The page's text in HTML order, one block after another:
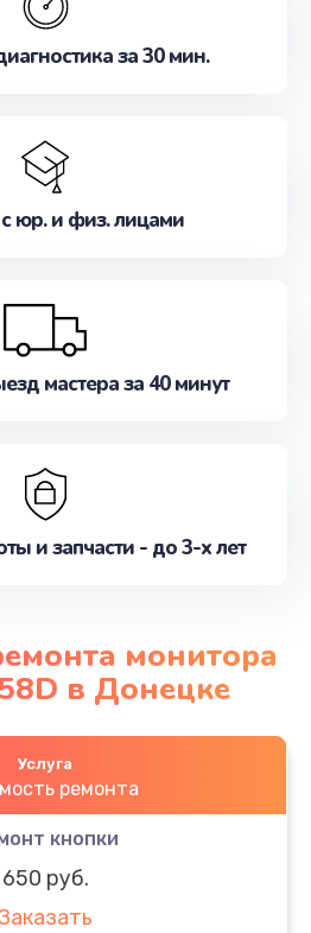
за 30 мин.
юр. и физ. лицами
мастера за 40 минут
и запчасти - до 3-х лет
монитора
в Донецке
Услуга
ремонта
кнопки
650 руб.